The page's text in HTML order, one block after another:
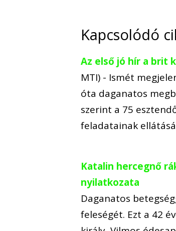
Kapcsolódó
Az első jó hír a brit
MTI) - Ismét
óta daganatos
szerint a 75
feladatainak
Katalin hercegnő
nyilatkozata
Daganatos
feleségét. Ezt a 42